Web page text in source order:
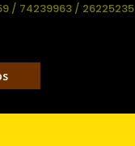
/ 74239963 / 26225235